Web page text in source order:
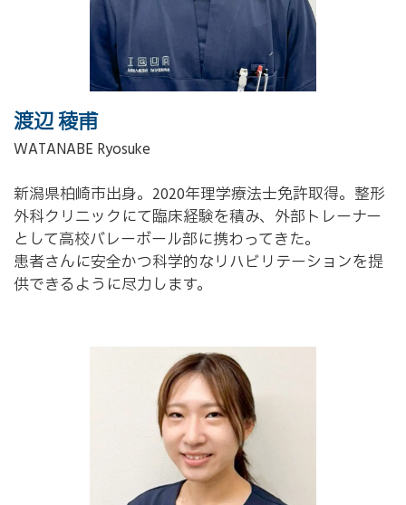
渡辺 稜甫
WATANABE Ryosuke
新潟県柏崎市出身。 2020年理学療法士免許取得。整形
外科クリニックにて臨床経験を積み、外部トレーナー
として高校バレーボール部に携わってきた。
患者さんに安全かつ科学的なリハビリテーションを提
供できるように尽力します。